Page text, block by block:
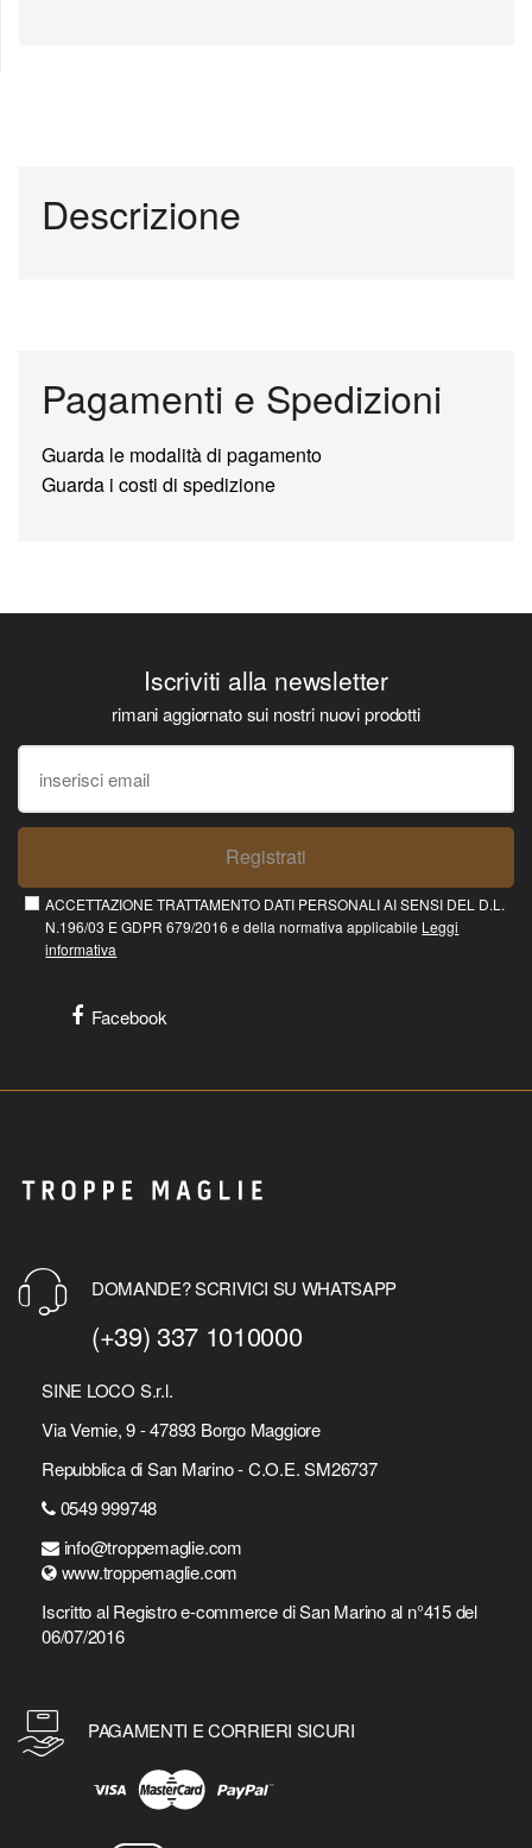
Descrizione
Pagamenti e Spedizioni
Guarda le modalità di pagamento
Guarda i costi di spedizione
Iscriviti alla newsletter
rimani aggiornato sui nostri nuovi prodotti
Registrati
ACCETTAZIONE TRATTAMENTO DATI PERSONALI AI SENSI DEL D.L.
N.196/03 E GDPR 679/2016 e della normativa applicabile Leggi
informativa
Facebook
DOMANDE? SCRIVICI SU WHATSAPP
(+39) 337 1010000
SINE LOCO S.r.l.
Via Vernie, 9 - 47893 Borgo Maggiore
Repubblica di San Marino - C.O.E. SM26737
0549 999748
info@troppemaglie.com
www.troppemaglie.com
Iscritto al Registro e-commerce di San Marino al n°415 del
06/07/2016
PAGAMENTI E CORRIERI SICURI